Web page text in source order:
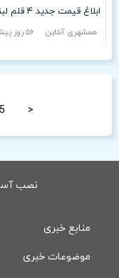
همشهری آنلاین ۵۶ روز پیش
5 <
نصب
منابع خبری
موضوعات خبری